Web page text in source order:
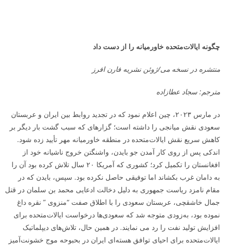
چگونه ایالات‌متحده خاورمیانه را از دست داد
منتشره در نسخه می/ژوئن نشریه فارن افرز
مترجم: سجاد عطازاده
در مارس ۲۰۲۳، چین اعلام نمود که در تجدید روابط بین ایران و عربستان
سعودی نقش میانجی را داشته است؛ گزاره­ای که سبب گشت بار دیگر بر
کاهش سریع نقش ایالات‌متحده در منطقه خاورمیانه مهر تأیید زده شود.
اندکی پس از روی کار آمدن جو بایدن، واشنگتن خروج ناشیانه خود از
افغانستان را تکمیل کرد؛ کشوری که آمریکا ۲۰ سال تلاش کرده بود آن را
به دامان غرب بکشاند اما توفیقی حاصل نکرده بود. سپس، بایدن که در
مقام نامزد ریاست ­جمهوری به دلیل دخالت ادعایی محمد بن سلمان در قتل
جمال خاشقچی، عربستان سعودی را با اطلاق صفت “منزوی ” نقره داغ
نموده بود، به‌زودی متوجه شد که سعودی‌ها درخواست ایالات‌متحده برای
افزایش تولید نفت را رد می­ نمایند. در همین حال، تلاش‌های دیپلماتیک
ایالات‌متحده برای احیای توافق هسته‌ای ایران در بحبوحه موج خشونت‌آمیز